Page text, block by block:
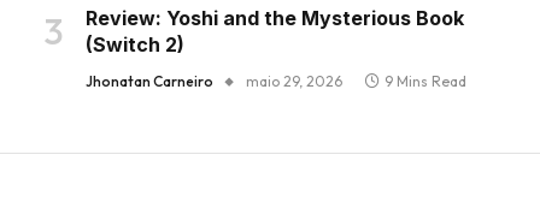
Review: Yoshi and the Mysterious Book
(Switch 2)
Jhonatan Carneiro maio 29, 2026 9 Mins Read